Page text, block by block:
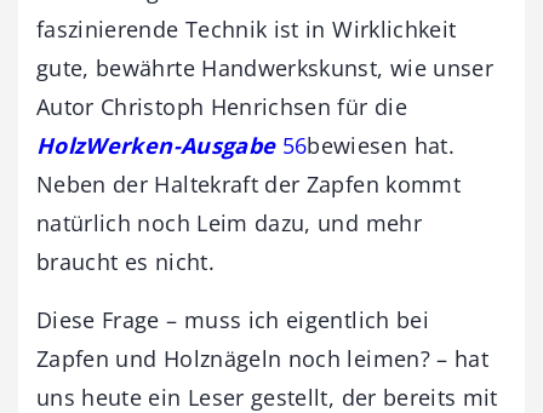
faszinierende Technik ist in Wirklichkeit
gute, bewährte Handwerkskunst, wie unser
Autor Christoph Henrichsen für die
HolzWerken-Ausgabe56bewiesen hat.
Neben der Haltekraft der Zapfen kommt
natürlich noch Leim dazu, und mehr
braucht es nicht.
Diese Frage – muss ich eigentlich bei
Zapfen und Holznägeln noch leimen? – hat
uns heute ein Leser gestellt, der bereits mit